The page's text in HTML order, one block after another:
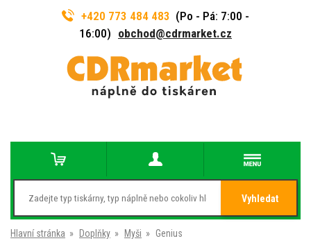
+420 773 484 483 (Po - Pá: 7:00 -
16:00) obchod@cdrmarket.cz
Vyhledat
Hlavní stránka » Doplňky » Myši » Genius